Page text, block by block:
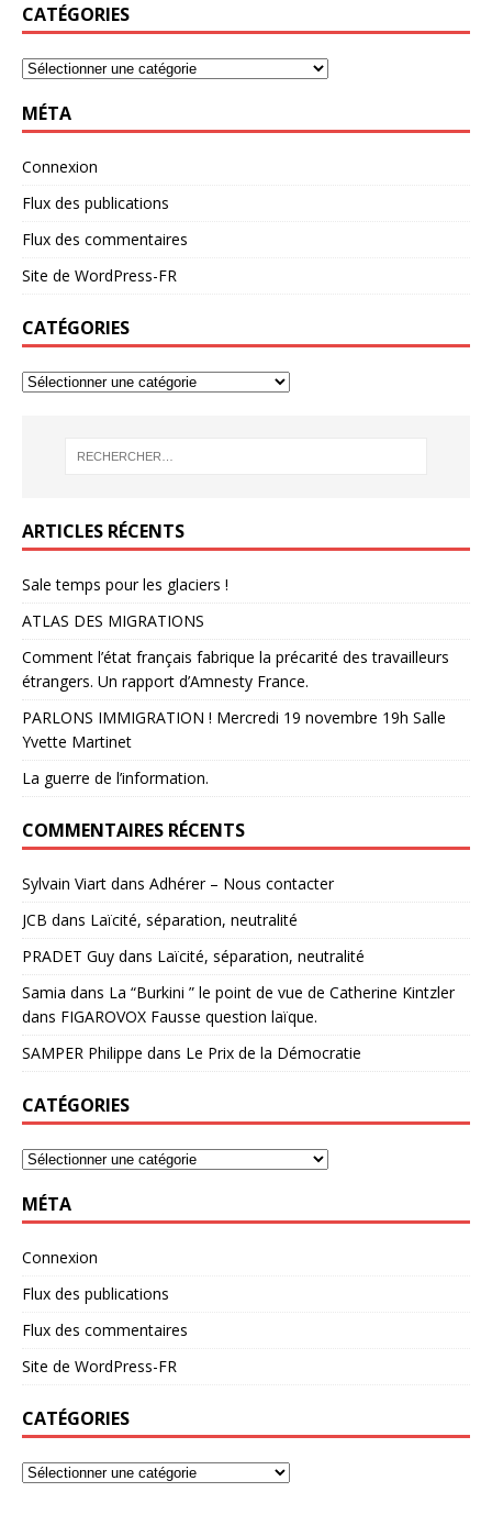
CATÉGORIES
MÉTA
Connexion
Flux des publications
Flux des commentaires
Site de WordPress-FR
CATÉGORIES
ARTICLES RÉCENTS
Sale temps pour les glaciers !
ATLAS DES MIGRATIONS
Comment l’état français fabrique la précarité des travailleurs
étrangers. Un rapport d’Amnesty France.
PARLONS IMMIGRATION ! Mercredi 19 novembre 19h Salle
Yvette Martinet
La guerre de l’information.
COMMENTAIRES RÉCENTS
Sylvain Viart dans Adhérer – Nous contacter
JCB dans Laïcité, séparation, neutralité
PRADET Guy dans Laïcité, séparation, neutralité
Samia dans La “Burkini ” le point de vue de Catherine Kintzler
dans FIGAROVOX Fausse question laïque.
SAMPER Philippe dans Le Prix de la Démocratie
CATÉGORIES
MÉTA
Connexion
Flux des publications
Flux des commentaires
Site de WordPress-FR
CATÉGORIES